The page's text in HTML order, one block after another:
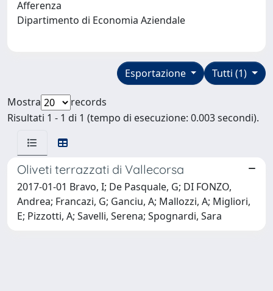
Afferenza
Dipartimento di Economia Aziendale
Tutti (1)
Esportazione
Mostra
records
Risultati 1 - 1 di 1 (tempo di esecuzione: 0.003 secondi).
Oliveti terrazzati di Vallecorsa
2017-01-01 Bravo, I; De Pasquale, G; DI FONZO,
Andrea; Francazi, G; Ganciu, A; Mallozzi, A; Migliori,
E; Pizzotti, A; Savelli, Serena; Spognardi, Sara